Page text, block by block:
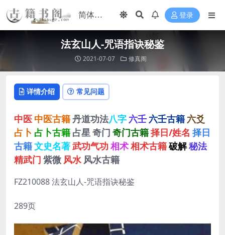
登录
法玄山人-咒语指诀秘鉴
2021-07-07 修真阁
详情介绍 常见问题
中医 中医古籍丹道功法八字 六壬 六壬古籍 六爻
占卜 占卜古籍 占星 奇门 奇门古籍择日/姓名 择日
古籍文史名著武功气功 相术相术古籍破解秘法
精武门 紫微 风水 风水古籍
FZ210088 法玄山人-咒语指诀秘鉴
289页